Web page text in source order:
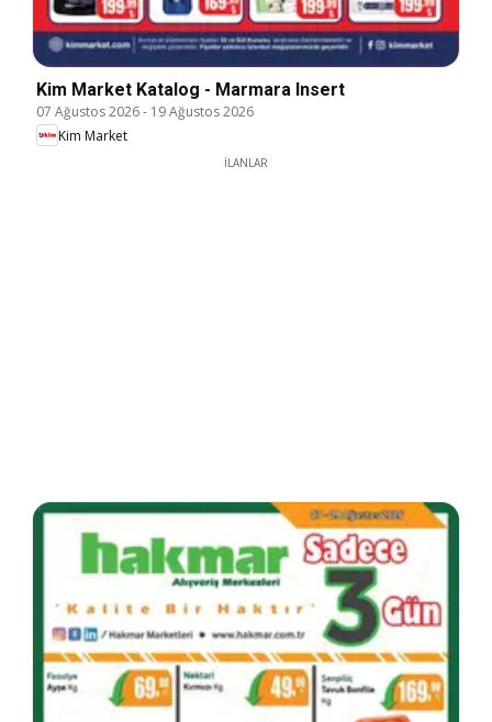
Kim Market Katalog - Marmara Insert
07 Ağustos 2026- 19 Ağustos 2026
Kim Market
İLANLAR